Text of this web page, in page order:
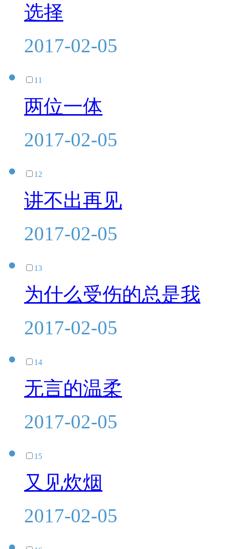
选择
2017-02-05
11
两位一体
2017-02-05
12
讲不出再见
2017-02-05
13
为什么受伤的总是我
2017-02-05
14
无言的温柔
2017-02-05
15
又见炊烟
2017-02-05